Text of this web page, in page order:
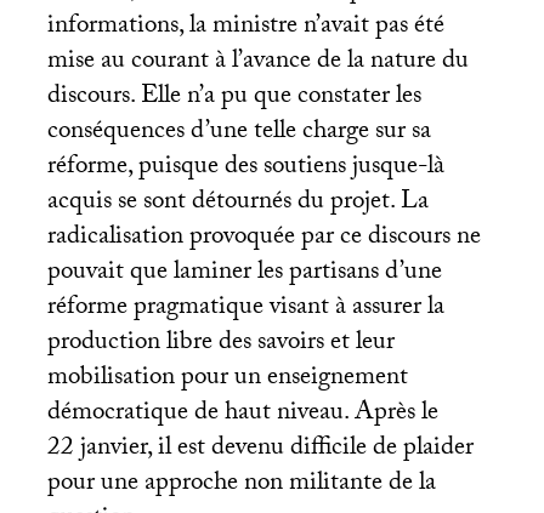
informations, la ministre n’avait pas été
mise au courant à l’avance de la nature du
discours. Elle n’a pu que constater les
conséquences d’une telle charge sur sa
réforme, puisque des soutiens jusque-là
acquis se sont détournés du projet. La
radicalisation provoquée par ce discours ne
pouvait que laminer les partisans d’une
réforme pragmatique visant à assurer la
production libre des savoirs et leur
mobilisation pour un enseignement
démocratique de haut niveau. Après le
22 janvier, il est devenu difficile de plaider
pour une approche non militante de la